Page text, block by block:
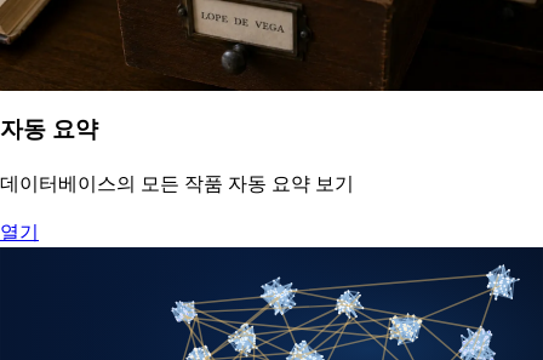
자동 요약
데이터베이스의 모든 작품 자동 요약 보기
열기